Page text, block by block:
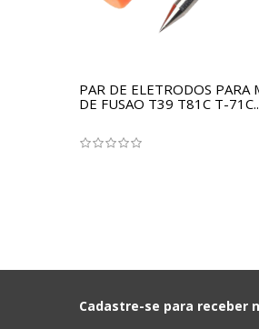
PAR DE ELETRODOS PARA
DE FUSAO T39 T81C T-
Cadastre-se para receber